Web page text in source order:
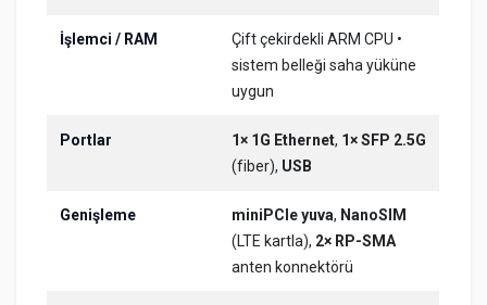
İşlemci / RAM
Çift çekirdekli ARM CPU •
sistem belleği saha yüküne
uygun
Portlar 1× 1G Ethernet, 1× SFP 2.5G
(fiber), USB
Genişleme miniPCIe yuva, NanoSIM
(LTE kartla), 2× RP-SMA
anten konnektörü